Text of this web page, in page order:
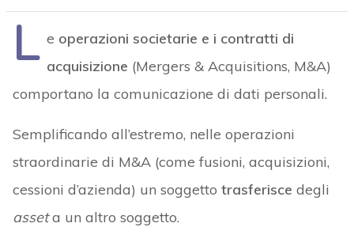
L e operazioni societarie e i contratti di
acquisizione (Mergers & Acquisitions, M&A)
comportano la comunicazione di dati personali.
Semplificando all’estremo, nelle operazioni
straordinarie di M&A (come fusioni, acquisizioni,
cessioni d’azienda) un soggetto trasferisce degli
asseta un altro soggetto.